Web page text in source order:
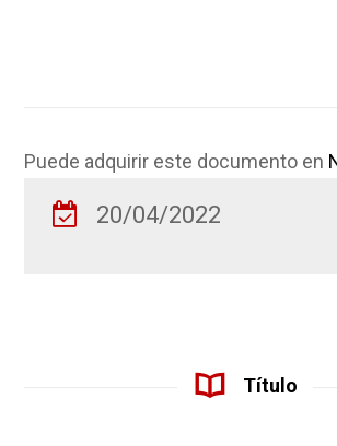
Puede adquirir este documento en
20/04/2022
Título